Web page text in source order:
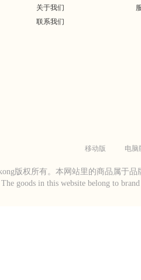
关于我们
联系我们
移动版 电脑
版权所有。本网站里的商品属于品
goods in this website belong to